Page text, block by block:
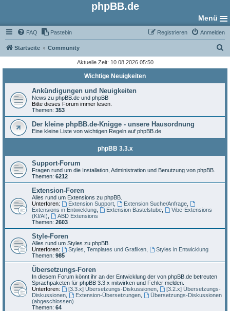
phpBB.de
Menü
FAQ Pastebin Anmelden
Registrieren
Startseite Community
h
Aktuelle Zeit: 10.08.2026 05:50
Wichtige Neuigkeiten
Ankündigungen und Neuigkeiten
News zu phpBB.de und phpBB
Bitte dieses Forum immer lesen.
Themen: 353
Der kleine phpBB.de-Knigge - unsere Hausordnung
Eine kleine Liste von wichtigen Regeln auf phpBB.de
phpBB 3.3.x
Support-Forum
Fragen rund um die Installation, Administration und Benutzung von phpBB.
Themen: 6212
Extension-Foren
Alles rund um Extensions zu phpBB.
Unterforen:
Extension Support, Extension Suche/Anfrage,
Extensions in Entwicklung
Extension Bastelstube,
Vibe-Extensions
(KI/AI)
ABD Extensions
Themen: 2603
Style-Foren
Alles rund um Styles zu phpBB.
Unterforen:
Styles, Templates und Grafiken,
Styles in Entwicklung
Themen: 985
Übersetzungs-Foren
In diesem Forum könnt ihr an der Entwicklung der von phpBB.de betreuten
Sprachpaketen für phpBB 3.3.x mitwirken und Fehler melden.
Unterforen:
[3.3.x] Übersetzungs-Diskussionen,
[3.2.x] Übersetzungs-
Diskussionen
Extension-Übersetzungen,
Übersetzungs-Diskussionen
(abgeschlossen)
Themen: 64